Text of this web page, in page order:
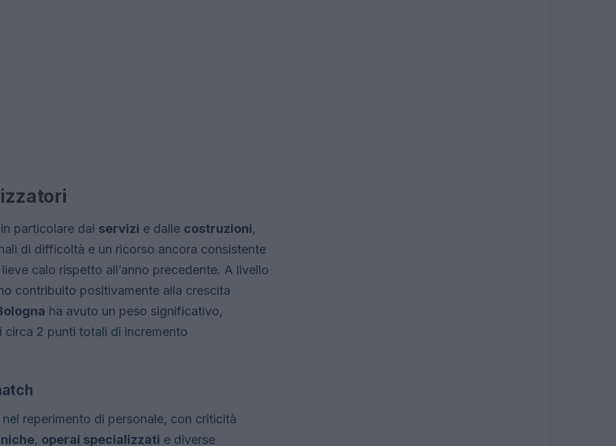
particolare dai servizi e dalle costruzioni,
di difficoltà e un ricorso ancora consistente
calo rispetto all’anno precedente. A livello
contribuito positivamente alla crescita
ha avuto un peso significativo,
circa 2 punti totali di incremento
reperimento di personale, con criticità
, operai specializzati e diverse